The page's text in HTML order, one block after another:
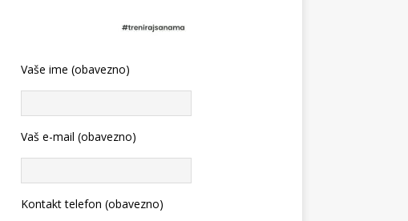
Vaše ime (obavezno)
Vaš e-mail (obavezno)
Kontakt telefon (obavezno)